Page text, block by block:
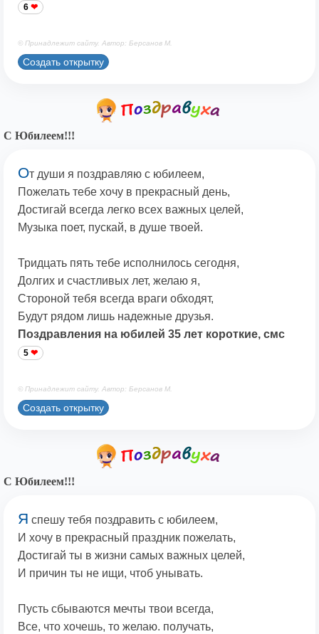
6
© Принадлежит сайту. Автор: Берсанов М.
Создать открытку
С Юбилеем!!!
От души я поздравляю с юбилеем,
Пожелать тебе хочу в прекрасный день,
Достигай всегда легко всех важных целей,
Музыка поет, пускай, в душе твоей.
Тридцать пять тебе исполнилось сегодня,
Долгих и счастливых лет, желаю я,
Стороной тебя всегда враги обходят,
Будут рядом лишь надежные друзья.
Поздравления на юбилей 35 лет короткие, смс
5
© Принадлежит сайту. Автор: Берсанов М.
Создать открытку
С Юбилеем!!!
Я спешу тебя поздравить с юбилеем,
И хочу в прекрасный праздник пожелать,
Достигай ты в жизни самых важных целей,
И причин ты не ищи, чтоб унывать.
Пусть сбываются мечты твои всегда,
Все, что хочешь, то желаю. получать,